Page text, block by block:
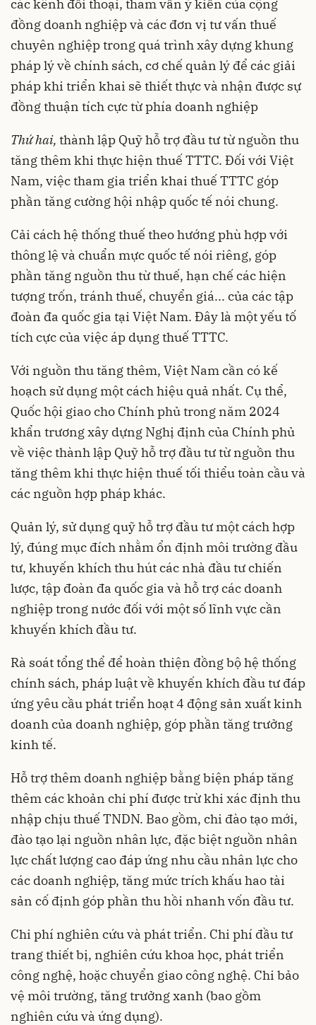
các kênh đối thoại, tham vấn ý kiến của cộng
đồng doanh nghiệp và các đơn vị tư vấn thuế
chuyên nghiệp trong quá trình xây dựng khung
pháp lý về chính sách, cơ chế quản lý để các giải
pháp khi triển khai sẽ thiết thực và nhận được sự
đồng thuận tích cực từ phía doanh nghiệp
Thứ hai, thành lập Quỹ hỗ trợ đầu tư từ nguồn thu
tăng thêm khi thực hiện thuế TTTC. Đối với Việt
Nam, việc tham gia triển khai thuế TTTC góp
phần tăng cường hội nhập quốc tế nói chung.
Cải cách hệ thống thuế theo hướng phù hợp với
thông lệ và chuẩn mực quốc tế nói riêng, góp
phần tăng nguồn thu từ thuế, hạn chế các hiện
tượng trốn, tránh thuế, chuyển giá... của các tập
đoàn đa quốc gia tại Việt Nam. Đây là một yếu tố
tích cực của việc áp dụng thuế TTTC.
Với nguồn thu tăng thêm, Việt Nam cần có kế
hoạch sử dụng một cách hiệu quả nhất. Cụ thể,
Quốc hội giao cho Chính phủ trong năm 2024
khẩn trương xây dựng Nghị định của Chính phủ
về việc thành lập Quỹ hỗ trợ đầu tư từ nguồn thu
tăng thêm khi thực hiện thuế tối thiểu toàn cầu và
các nguồn hợp pháp khác.
Quản lý, sử dụng quỹ hỗ trợ đầu tư một cách hợp
lý, đúng mục đích nhằm ổn định môi trường đầu
tư, khuyến khích thu hút các nhà đầu tư chiến
lược, tập đoàn đa quốc gia và hỗ trợ các doanh
nghiệp trong nước đối với một số lĩnh vực cần
khuyến khích đầu tư.
Rà soát tổng thể để hoàn thiện đồng bộ hệ thống
chính sách, pháp luật về khuyến khích đầu tư đáp
ứng yêu cầu phát triển hoạt 4 động sản xuất kinh
doanh của doanh nghiệp, góp phần tăng trưởng
kinh tế.
Hỗ trợ thêm doanh nghiệp bằng biện pháp tăng
thêm các khoản chi phí được trừ khi xác định thu
nhập chịu thuế TNDN. Bao gồm, chi đào tạo mới,
đào tạo lại nguồn nhân lực, đặc biệt nguồn nhân
lực chất lượng cao đáp ứng nhu cầu nhân lực cho
các doanh nghiệp, tăng mức trích khấu hao tài
sản cố định góp phần thu hồi nhanh vốn đầu tư.
Chi phí nghiên cứu và phát triển. Chi phí đầu tư
trang thiết bị, nghiên cứu khoa học, phát triển
công nghệ, hoặc chuyển giao công nghệ. Chi bảo
vệ môi trường, tăng trưởng xanh (bao gồm
nghiên cứu và ứng dụng).